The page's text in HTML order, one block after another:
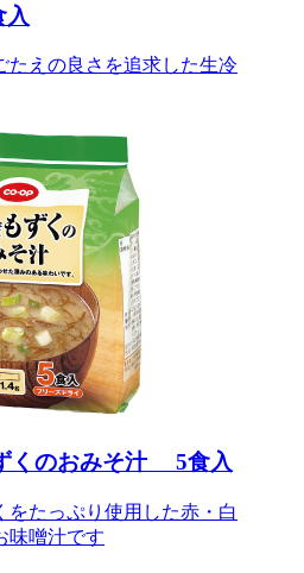
入
たえの良さを追求した生冷
くのおみそ汁 5食入
をたっぷり使用した赤・白
味噌汁です